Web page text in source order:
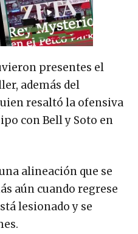
presentes el
además del
resaltó la ofensiva
con Bell y Soto en
alineación que se
aún cuando regrese
lesionado y se